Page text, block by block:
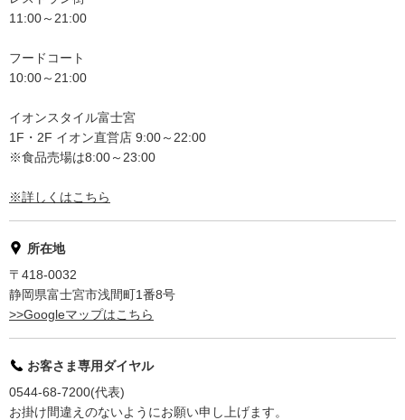
11:00～21:00
フードコート
10:00～21:00
イオンスタイル富士宮
1F・2F イオン直営店 9:00～22:00
※食品売場は8:00～23:00
※詳しくはこちら
所在地
〒418-0032
静岡県富士宮市浅間町1番8号
>>Googleマップはこちら
お客さま専用ダイヤル
0544-68-7200(代表)
お掛け間違えのないようにお願い申し上げます。